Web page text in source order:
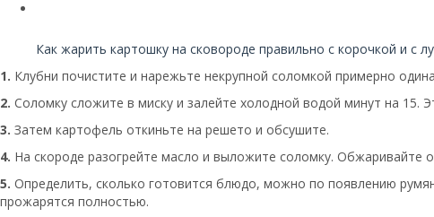
Как жарить картошку на сковороде правильно с корочкой и с
1. Клубни почистите и нарежьте некрупной соломкой примерно
2. Соломку сложите в миску и залейте холодной водой минут на 15.
3. Затем картофель откиньте на решето и обсушите.
4. На скороде разогрейте масло и выложите соломку. Обжаривайте
5. Определить, сколько готовится блюдо, можно по появлению
прожарятся полностью.